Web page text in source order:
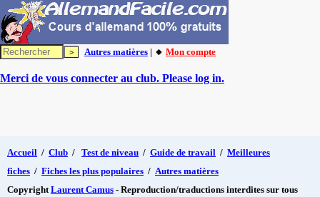
Autres matières | 🔸 Mon compte
Merci de vous connecter au club. Please log in.
Accueil / Club / Test de niveau / Guide de travail / Meilleures
fiches / Fiches les plus populaires / Autres matières
CopyrightLaurent Camus - Reproduction/traductions interdites sur tous